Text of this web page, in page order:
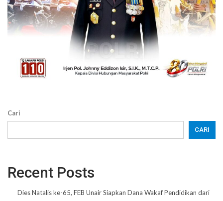
Cari
CARI
Recent Posts
Dies Natalis ke-65, FEB Unair Siapkan Dana Wakaf Pendidikan dari